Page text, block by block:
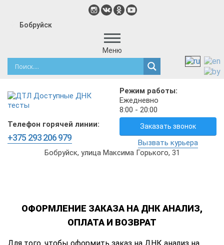
Бобруйск
Меню
Режим работы:
Ежедневно
8:00 - 20:00
Телефон горячей линии:
+375 293 206 979
Заказать звонок
Вызвать курьера
Бобруйск, улица Максима Горького, 31
ОФОРМЛЕНИЕ ЗАКАЗА НА ДНК АНАЛИЗ,
ОПЛАТА И ВОЗВРАТ